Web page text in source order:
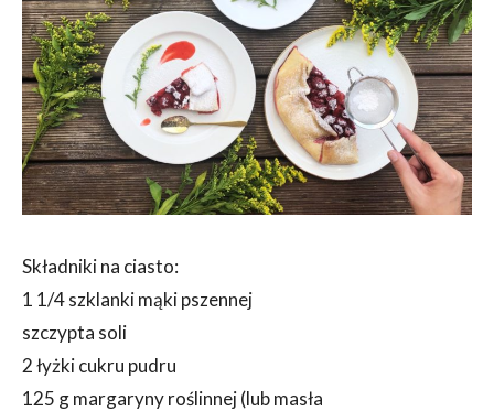
Składniki na ciasto:
1 1/4 szklanki mąki pszennej
szczypta soli
2 łyżki cukru pudru
125 g margaryny roślinnej (lub masła